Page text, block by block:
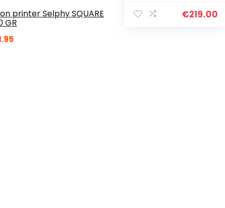
printer Selphy SQUARE
GR
€219.00